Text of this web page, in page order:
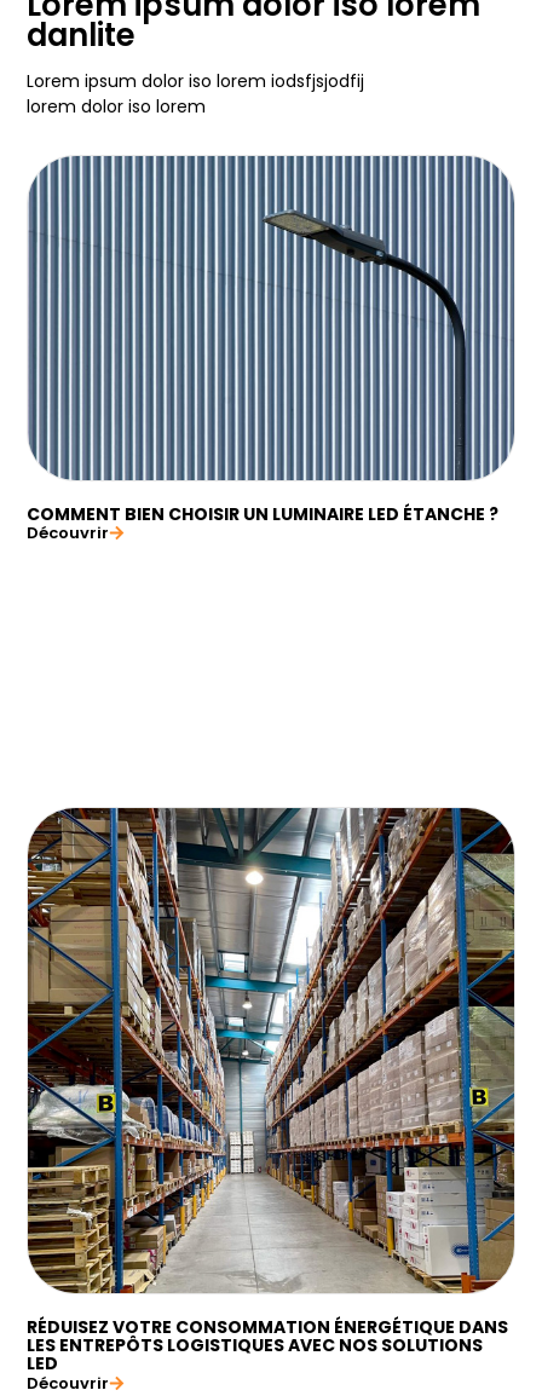
danlite
Lorem ipsum dolor iso lorem iodsfjsjodfij
lorem dolor iso lorem
COMMENT BIEN CHOISIR UN LUMINAIRE LED ÉTANCHE ?
Découvrir
RÉDUISEZ VOTRE CONSOMMATION ÉNERGÉTIQUE DANS
LES ENTREPÔTS LOGISTIQUES AVEC NOS SOLUTIONS
LED
Découvrir